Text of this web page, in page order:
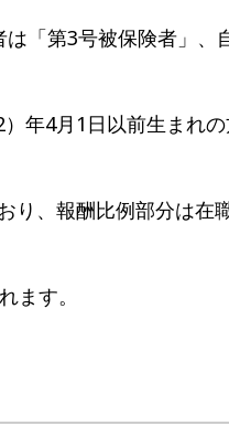
「第3号被保険者」、
年4月1日以前生まれ
り、報酬比例部分は在
ます。